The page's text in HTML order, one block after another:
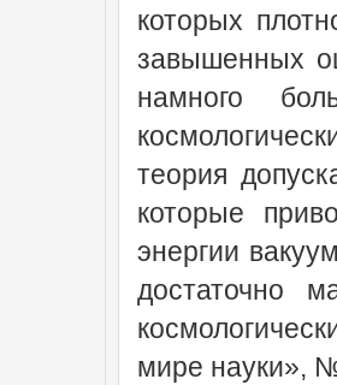
которых
завышенных
намного
теория
которые
энергии
достаточно
мире науки»,